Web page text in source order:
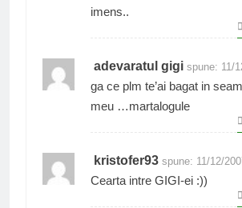
imens..
adevaratul gigi spune: 11/
ga ce plm te’ai bagat in
meu …martalogule
kristofer93 spune: 11/12/
Cearta intre GIGI-ei :))